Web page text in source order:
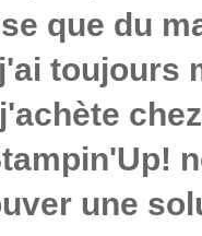
que du
toujours
une